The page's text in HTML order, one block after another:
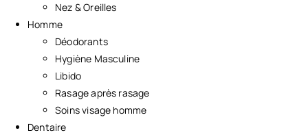
Nez & Oreilles
Homme
Déodorants
Hygiène Masculine
Libido
Rasage après rasage
Soins visage homme
Dentaire